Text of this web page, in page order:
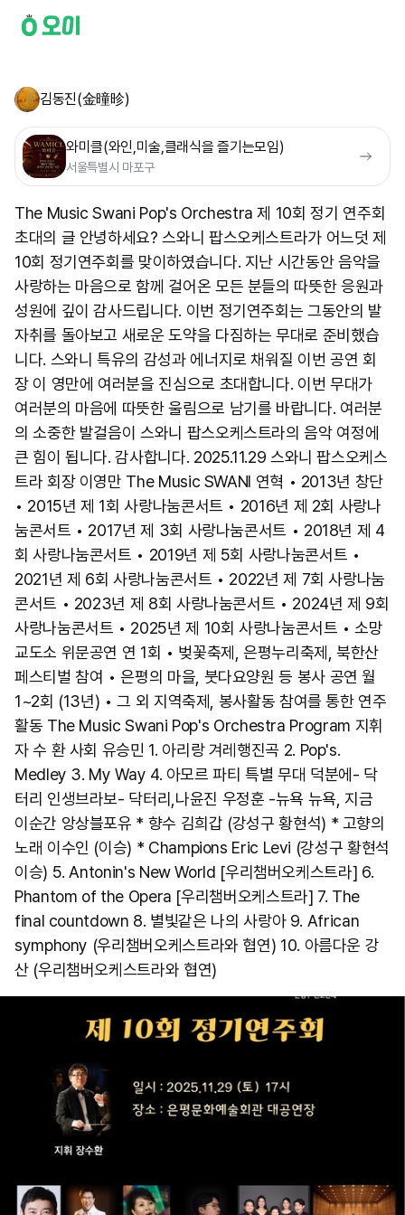
김동진(金曈昣)
와미클(와인,미술,클래식을 즐기는모임)
서울특별시 마포구
The Music Swani Pop's Orchestra 제 10회 정기 연주회
초대의 글 안녕하세요? 스와니 팝스오케스트라가 어느덧 제
10회 정기연주회를 맞이하였습니다. 지난 시간동안 음악을
사랑하는 마음으로 함께 걸어온 모든 분들의 따뜻한 응원과
성원에 깊이 감사드립니다. 이번 정기연주회는 그동안의 발
자취를 돌아보고 새로운 도약을 다짐하는 무대로 준비했습
니다. 스와니 특유의 감성과 에너지로 채워질 이번 공연 회
장 이 영만에 여러분을 진심으로 초대합니다. 이번 무대가
여러분의 마음에 따뜻한 울림으로 남기를 바랍니다. 여러분
의 소중한 발걸음이 스와니 팝스오케스트라의 음악 여정에
큰 힘이 됩니다. 감사합니다. 2025.11.29 스와니 팝스오케스
트라 회장 이영만 The Music SWANI 연혁 • 2013년 창단
• 2015년 제 1회 사랑나눔콘서트 • 2016년 제 2회 사랑나
눔콘서트 • 2017년 제 3회 사랑나눔콘서트 • 2018년 제 4
회 사랑나눔콘서트 • 2019년 제 5회 사랑나눔콘서트 •
2021년 제 6회 사랑나눔콘서트 • 2022년 제 7회 사랑나눔
콘서트 • 2023년 제 8회 사랑나눔콘서트 • 2024년 제 9회
사랑나눔콘서트 • 2025년 제 10회 사랑나눔콘서트 • 소망
교도소 위문공연 연 1회 • 벚꽃축제, 은평누리축제, 북한산
페스티벌 참여 • 은평의 마을, 붓다요양원 등 봉사 공연 월
1~2회 (13년) • 그 외 지역축제, 봉사활동 참여를 통한 연주
활동 The Music Swani Pop's Orchestra Program 지휘
자 수 환 사회 유승민 1. 아리랑 겨레행진곡 2. Pop's.
Medley 3. My Way 4. 아모르 파티 특별 무대 덕분에- 닥
터리 인생브라보- 닥터리,나윤진 우정훈 -뉴욕 뉴욕, 지금
이순간 앙상블포유 * 향수 김희갑 (강성구 황현석) * 고향의
노래 이수인 (이승) * Champions Eric Levi (강성구 황현석
이승) 5. Antonin's New World [우리챔버오케스트라] 6.
Phantom of the Opera [우리챔버오케스트라] 7. The
final countdown 8. 별빛같은 나의 사랑아 9. African
symphony (우리챔버오케스트라와 협연) 10. 아름다운 강
산 (우리챔버오케스트라와 협연)